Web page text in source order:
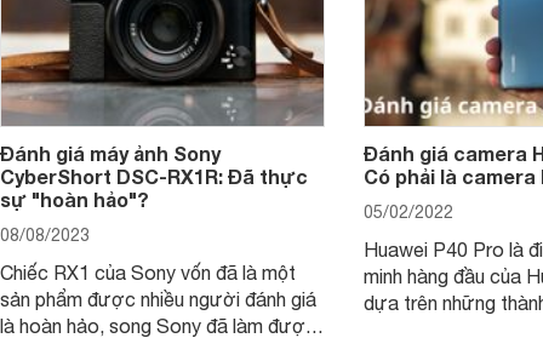
Đánh giá máy ảnh Sony
CyberShort DSC-RX1R: Đã thực
sự "hoàn hảo"?
08/08/2023
Chiếc RX1 của Sony vốn đã là một
sản phẩm được nhiều người đánh giá
là hoàn hảo, song Sony đã làm được
Đánh giá camera
Có phải là
05/02/2022
Huawei P40 Pro là
minh hàng đầu của
dựa trên những